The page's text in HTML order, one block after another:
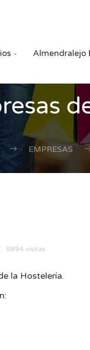
 Almendralejo
EMPRESAS
5894 visitas
la Hostelería.